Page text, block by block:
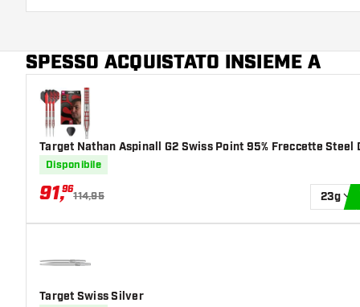
Zona di presa delle punte Everywhere
Colore principale
Lunghezza delle punte 35
SPESSO ACQUISTATO INSIEME A
Target Nathan Aspinall G2 Swiss Point 95% Freccette Steel
Disponibile
91,96
114,95 23g
Target Swiss Silver